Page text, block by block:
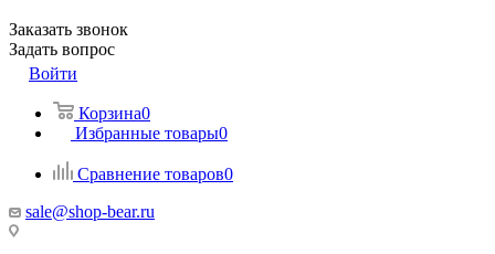
Заказать звонок
Задать вопрос
Войти
Корзина0
Избранные товары0
Сравнение товаров0
sale@shop-bear.ru